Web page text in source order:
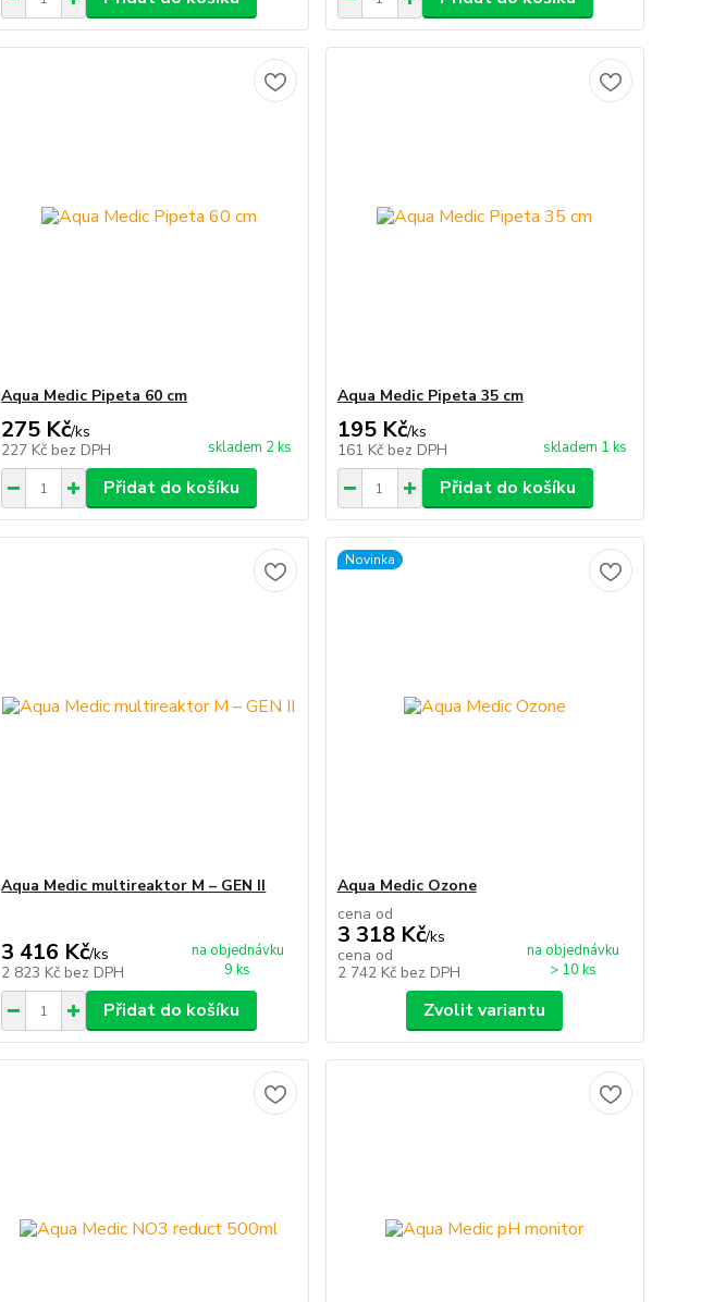
Aqua Medic Pipeta 60 cm
275 Kč/ks
227 Kč bez DPH skladem 2 ks
Přidat do košíku
Aqua Medic Pipeta 35 cm
195 Kč/ks
161 Kč bez DPH skladem 1 ks
Přidat do košíku
Aqua Medic multireaktor M – GEN II
3 416 Kč/ks
2 823 Kč bez DPH
na objednávku
9 ks
Přidat do košíku
Novinka
Aqua Medic Ozone
cena od
3 318 Kč/ks
cena od
2 742 Kč bez DPH
na objednávku
> 10 ks
Zvolit variantu